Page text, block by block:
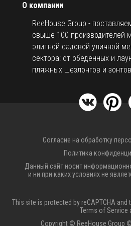
О компании
ReeHouse Group -
свыше 100 производителей
элитной садовой уличной
сектора: от обеденных и
пляжных шезлонгов и
Согласие на обработку
Политика
Данный сайт носит
и ни при каких условиях не
This site is protected by reCAPTCHA and
Terms of Service
Copyright © ReeHouse Group